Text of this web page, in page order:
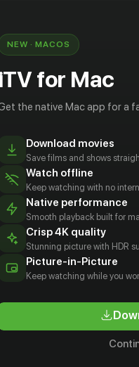
событий
перед
Евгения
Ахременко
NEW · MACOS
iTV for Mac
the native Mac app for a
Download movies
Save films and shows
Watch offline
Keep watching with no
Native performance
Smooth playback built for
Crisp 4K quality
Stunning picture with HDR
Picture-in-Picture
Keep watching while you